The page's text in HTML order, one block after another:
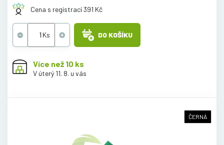
Cena s registrací 391 Kč
DO KOŠÍKU
Více než 10 ks
V úterý 11. 8. u vás
ČERNÁ